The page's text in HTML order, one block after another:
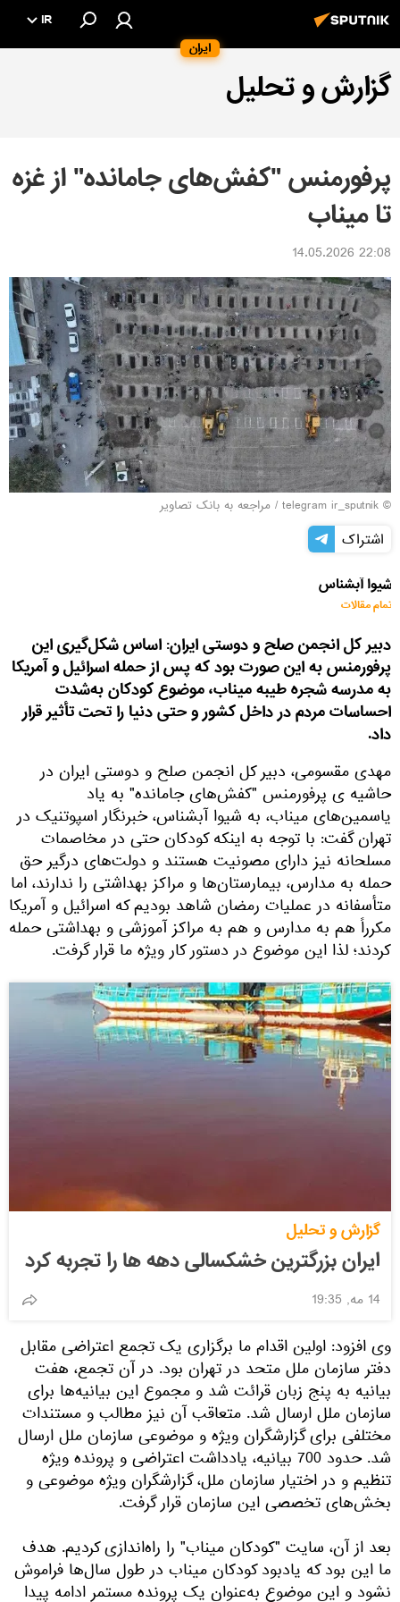
ایران
IR
گزارش و تحلیل
پرفورمنس "کفش‌های جامانده" از غزه
تا میناب
22:08 14.05.2026
© telegram ir_sputnik
/ مراجعه به بانک تصاویر
اشتراک
شیوا آبشناس
تمام مقالات
دبیر کل انجمن صلح و دوستی ایران: اساس شکل‌گیری این
پرفورمنس به این صورت بود که پس از حمله اسرائیل و آمریکا
به مدرسه شجره طیبه میناب، موضوع کودکان به‌شدت
احساسات مردم در داخل کشور و حتی دنیا را تحت تأثیر قرار
داد.
مهدی مقسومی، دبیر کل انجمن صلح و دوستی ایران در
حاشیه ی پرفورمنس "کفش‌های جامانده" به یاد
یاسمین‌های میناب، به شیوا آبشناس، خبرنگار اسپوتنیک در
تهران گفت: با توجه به اینکه کودکان حتی در مخاصمات
مسلحانه نیز دارای مصونیت هستند و دولت‌های درگیر حق
حمله به مدارس، بیمارستان‌ها و مراکز بهداشتی را ندارند، اما
متأسفانه در عملیات رمضان شاهد بودیم که اسرائیل و آمریکا
مکرراً هم به مدارس و هم به مراکز آموزشی و بهداشتی حمله
کردند؛ لذا این موضوع در دستور کار ویژه ما قرار گرفت.
گزارش و تحلیل
ایران بزرگترین خشکسالی دهه ها را تجربه کرد
14 مه, 19:35
وی افزود: اولین اقدام ما برگزاری یک تجمع اعتراضی مقابل
دفتر سازمان ملل متحد در تهران بود. در آن تجمع، هفت
بیانیه به پنج زبان قرائت شد و مجموع این بیانیه‌ها برای
سازمان ملل ارسال شد. متعاقب آن نیز مطالب و مستندات
مختلفی برای گزارشگران ویژه و موضوعی سازمان ملل ارسال
شد. حدود 700 بیانیه، یادداشت اعتراضی و پرونده ویژه
تنظیم و در اختیار سازمان ملل، گزارشگران ویژه موضوعی و
بخش‌های تخصصی این سازمان قرار گرفت.
بعد از آن، سایت "کودکان میناب" را راه‌اندازی کردیم. هدف
ما این بود که یادبود کودکان میناب در طول سال‌ها فراموش
نشود و این موضوع به‌عنوان یک پرونده مستمر ادامه پیدا